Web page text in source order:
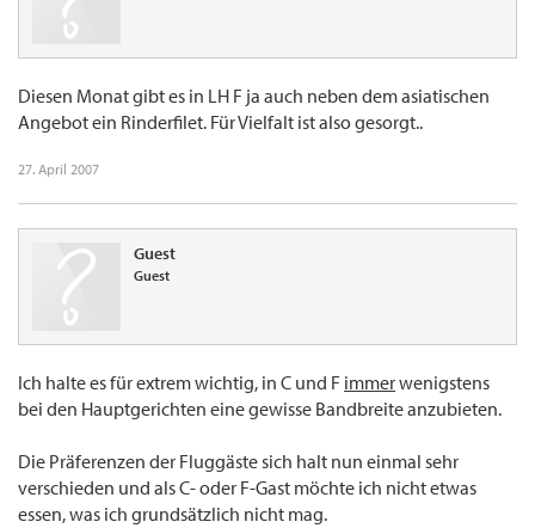
Diesen Monat gibt es in LH F ja auch neben dem asiatischen
Angebot ein Rinderfilet. Für Vielfalt ist also gesorgt..
27. April 2007
Guest
Guest
Ich halte es für extrem wichtig, in C und F immerwenigstens
bei den Hauptgerichten eine gewisse Bandbreite anzubieten.
Die Präferenzen der Fluggäste sich halt nun einmal sehr
verschieden und als C- oder F-Gast möchte ich nicht etwas
essen, was ich grundsätzlich nicht mag.